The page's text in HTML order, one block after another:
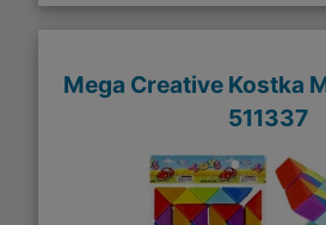
Mega Creative Kostka
511337